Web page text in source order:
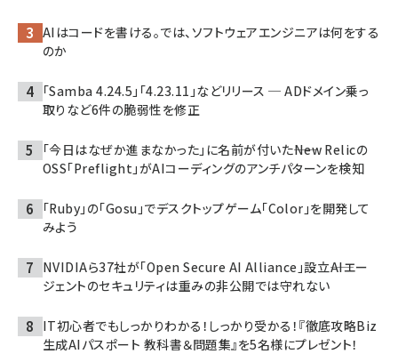
AIはコードを書ける。では、ソフトウェアエンジニアは何をする
のか
「Samba 4.24.5」「4.23.11」などリリース ─ ADドメイン乗っ
取りなど6件の脆弱性を修正
「今日はなぜか進まなかった」に名前が付いた――New Relicの
OSS「Preflight」がAIコーディングのアンチパターンを検知
「Ruby」の「Gosu」でデスクトップゲーム「Color」を開発して
みよう
NVIDIAら37社が「Open Secure AI Alliance」設立――AIエー
ジェントのセキュリティは重みの非公開では守れない
IT初心者でもしっかりわかる！しっかり受かる！『徹底攻略Biz
生成AIパスポート 教科書＆問題集』を5名様にプレゼント！